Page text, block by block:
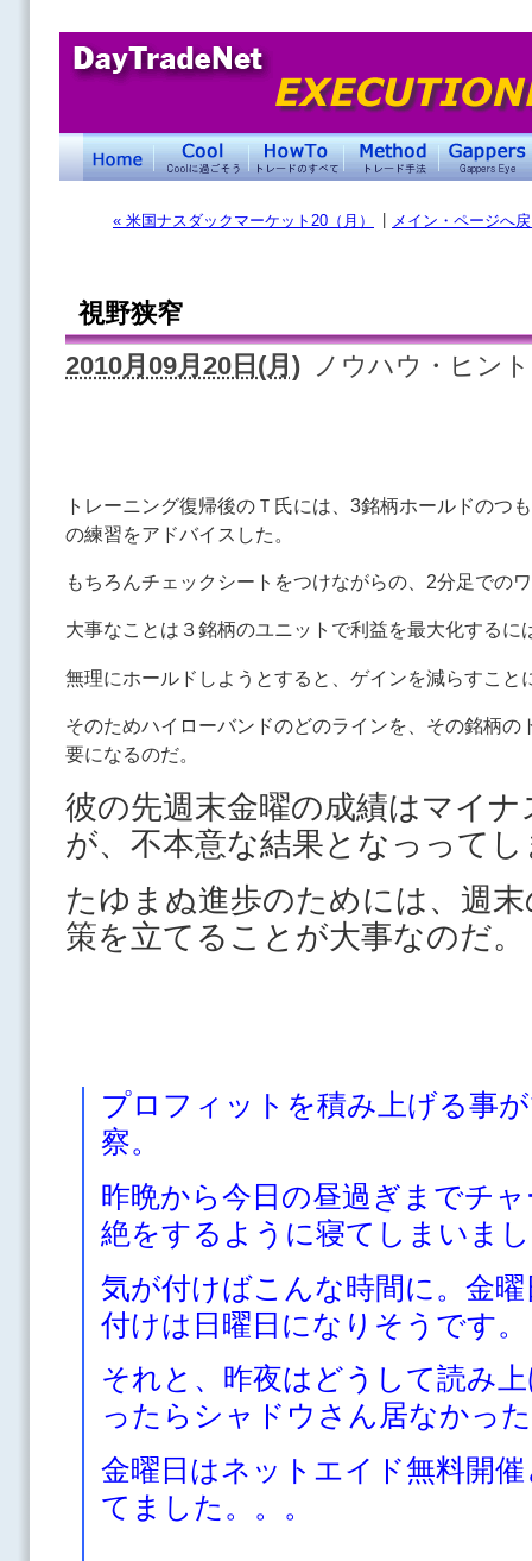
« 米国ナスダックマーケット20（月） メイン・ページへ
視野狭窄
2010月09月20日(月)
ノウハウ・ヒント
トレーニング復帰後のＴ氏には、3銘柄ホールドのつ
の練習をアドバイスした。
もちろんチェックシートをつけながらの、2分足での
大事なことは３銘柄のユニットで利益を最大化する
無理にホールドしようとすると、ゲインを減らすこと
そのためハイローバンドのどのラインを、その銘柄
要になるのだ。
彼の先週末金曜の成績はマイ
が、不本意な結果となっって
たゆまぬ進歩のためには、週
策を立てることが大事なのだ。
プロフィットを積み上げる事
察。
昨晩から今日の昼過ぎまでチ
絶をするように寝てしまいま
気が付けばこんな時間に。金
付けは日曜日になりそうです。
それと、昨夜はどうして読み
ったらシャドウさん居なかっ
金曜日はネットエイド無料開
てました。。。